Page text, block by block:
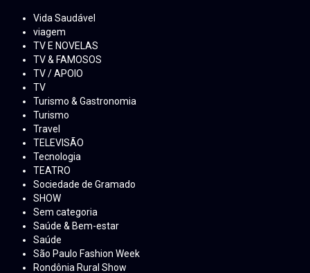
Vida Saudável
viagem
TV E NOVELAS
TV & FAMOSOS
TV / APOIO
TV
Turismo & Gastronomia
Turismo
Travel
TELEVISÃO
Tecnologia
TEATRO
Sociedade de Gramado
SHOW
Sem categoria
Saúde & Bem-estar
Saúde
São Paulo Fashion Week
Rondônia Rural Show